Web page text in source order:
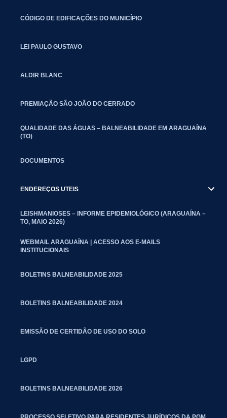
CÓDIGO DE EDIFICAÇÕES DO MUNICÍPIO
LEI PAULO GUSTAVO
ALDIR BLANC
PREMIAÇÃO SÃO JOÃO DO CERRADO
QUALIDADE DAS ÁGUAS – BALNEABILIDADE EM ARAGUAÍNA
(TO)
DOCUMENTOS
ENDEREÇOS UTEIS
LEISHMANIOSES – INFORME EPIDEMIOLÓGICO (ARAGUAÍNA –
TO, MAIO 2026)
WEBMAIL ARAGUAÍNA | ACESSO AOS E-MAILS
INSTITUCIONAIS
BOLETINS BALNEABILIDADE 2025
BOLETINS BALNEABILIDADE 2024
EMISSÃO DE CERTIDÃO DE USO DO SOLO
LGPD
BOLETINS BALNEABILIDADE 2026